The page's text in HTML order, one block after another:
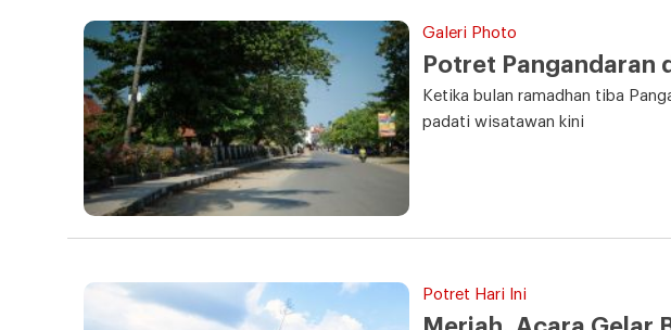
Galeri Photo
Potret Pangandaran
Ketika bulan ramadhan tiba
padati wisatawan kini
Potret Hari Ini